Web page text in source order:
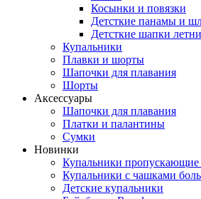
Косынки и повязки
Детсткие панамы и
Детсткие шапки
Купальники
Плавки и шорты
Шапочки для плавания
Шорты
Аксессуары
Шапочки для плавания
Платки и палантины
Сумки
Новинки
Купальники пропускающие
Купальники с чашками
Детские купальники